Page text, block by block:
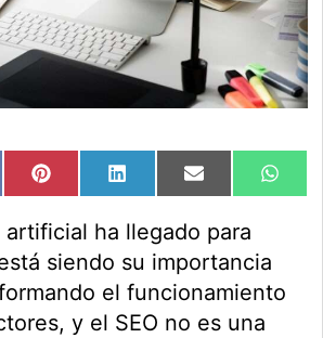
Compartir
en
PinterestCompartir
en
LinkedInCompartir
en
Email
en
ha llegado para
siendo su importancia
el funcionamiento
y el SEO no es una